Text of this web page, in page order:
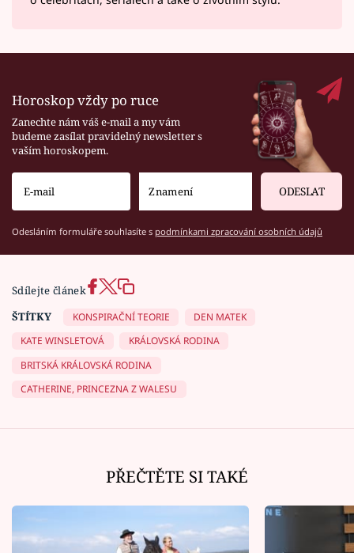
Horoskop vždy po ruce
Zanechte nám váš e-mail a my vám
budeme zasílat pravidelný newsletter s
vaším horoskopem.
ODESLAT
Odesláním formuláře souhlasíte s podmínkami zpracování osobních údajů
Sdílejte článek
ŠTÍTKY
KONSPIRAČNÍ TEORIE
DEN MATEK
KATE WINSLETOVÁ
KRÁLOVSKÁ RODINA
BRITSKÁ KRÁLOVSKÁ RODINA
CATHERINE, PRINCEZNA Z WALESU
PŘEČTĚTE SI TAKÉ